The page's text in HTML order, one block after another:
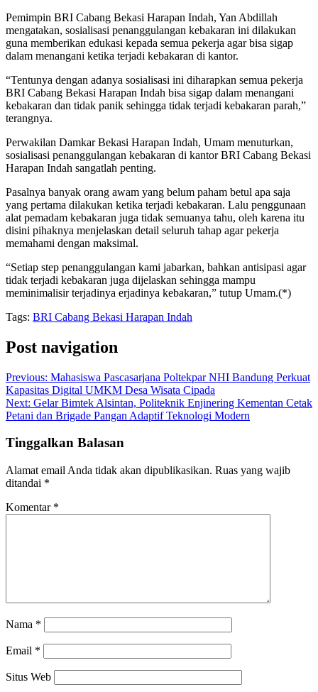
Pemimpin BRI Cabang Bekasi Harapan Indah, Yan Abdillah
mengatakan, sosialisasi penanggulangan kebakaran ini dilakukan
guna memberikan edukasi kepada semua pekerja agar bisa sigap
dalam menangani ketika terjadi kebakaran di kantor.
“Tentunya dengan adanya sosialisasi ini diharapkan semua pekerja
BRI Cabang Bekasi Harapan Indah bisa sigap dalam menangani
kebakaran dan tidak panik sehingga tidak terjadi kebakaran parah,”
terangnya.
Perwakilan Damkar Bekasi Harapan Indah, Umam menuturkan,
sosialisasi penanggulangan kebakaran di kantor BRI Cabang Bekasi
Harapan Indah sangatlah penting.
Pasalnya banyak orang awam yang belum paham betul apa saja
yang pertama dilakukan ketika terjadi kebakaran. Lalu penggunaan
alat pemadam kebakaran juga tidak semuanya tahu, oleh karena itu
disini pihaknya menjelaskan detail seluruh tahap agar pekerja
memahami dengan maksimal.
“Setiap step penanggulangan kami jabarkan, bahkan antisipasi agar
tidak terjadi kebakaran juga dijelaskan sehingga mampu
meminimalisir terjadinya erjadinya kebakaran,” tutup Umam.(*)
Tags: BRI Cabang Bekasi Harapan Indah
Post navigation
Previous: Mahasiswa Pascasarjana Poltekpar NHI Bandung Perkuat
Kapasitas Digital UMKM Desa Wisata Cipada
Next: Gelar Bimtek Alsintan, Politeknik Enjinering Kementan Cetak
Petani dan Brigade Pangan Adaptif Teknologi Modern
Tinggalkan Balasan
Alamat email Anda tidak akan dipublikasikan. Ruas yang wajib
ditandai *
Komentar *
Nama *
Email *
Situs Web